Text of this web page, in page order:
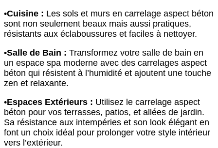
•Cuisine : Les sols et murs en carrelage aspect béton
sont non seulement beaux mais aussi pratiques,
résistants aux éclaboussures et faciles à nettoyer.
•Salle de Bain : Transformez votre salle de bain en
un espace spa moderne avec des carrelages aspect
béton qui résistent à l’humidité et ajoutent une touche
zen et relaxante.
•Espaces Extérieurs : Utilisez le carrelage aspect
béton pour vos terrasses, patios, et allées de jardin.
Sa résistance aux intempéries et son look élégant en
font un choix idéal pour prolonger votre style intérieur
vers l’extérieur.